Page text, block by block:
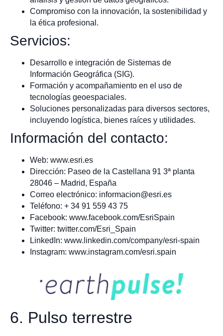
Compromiso con la innovación, la sostenibilidad y
la ética profesional.
Servicios:
Desarrollo e integración de Sistemas de
Información Geográfica (SIG).
Formación y acompañamiento en el uso de
tecnologías geoespaciales.
Soluciones personalizadas para diversos sectores,
incluyendo logística, bienes raíces y utilidades.
Información del contacto:
Web: www.esri.es
Dirección: Paseo de la Castellana 91 3ª planta
28046 – Madrid, España
Correo electrónico: informacion@esri.es
Teléfono: + 34 91 559 43 75
Facebook: www.facebook.com/EsriSpain
Twitter: twitter.com/Esri_Spain
LinkedIn: www.linkedin.com/company/esri-spain
Instagram: www.instagram.com/esri.spain
6. Pulso terrestre